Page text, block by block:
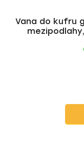
Vana do kufru